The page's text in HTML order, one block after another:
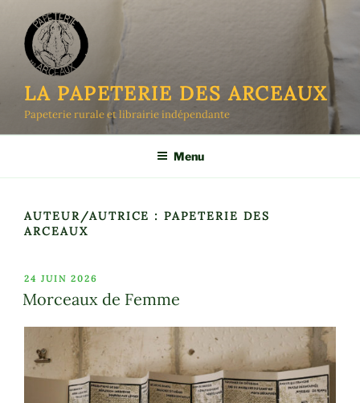
contenu
principal
LA PAPETERIE DES ARCEAUX
Papeterie rurale et librairie indépendante
Menu
AUTEUR/AUTRICE :PAPETERIE DES
ARCEAUX
PUBLIÉ
LE
24 JUIN 2026
Morceaux de Femme